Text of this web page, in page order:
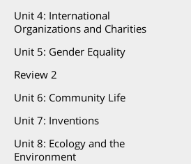
Unit 4: International
Organizations and Charities
Unit 5: Gender Equality
Review 2
Unit 6: Community Life
Unit 7: Inventions
Unit 8: Ecology and the
Environment